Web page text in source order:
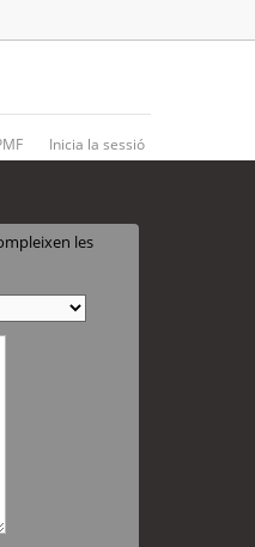
Inicia la sessió
les